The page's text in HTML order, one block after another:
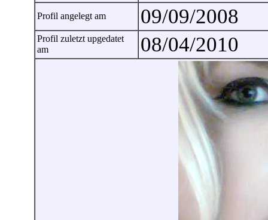
Profil angelegt am 09/09/2008
Profil zuletzt upgedatet
am
08/04/2010